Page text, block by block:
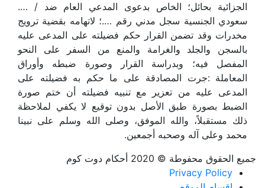
الجزائية بحائل؛ الخاص بدعوى المدعي العام ضد / ….
سعودي الجنسية سجل مدني رقم ….؛ لاتهامه بقضية ترويج
مخدرات وقد تضمن القرار حكم فضيلته على المدعى عليه
بالسجن والجلد والغرامة والمنع من السفر على النحو
المفصل فيه؛ وبدراسة القرار وصورة ضبطه وأوراق
المعاملة :جرت المصادقة على ما حكم به فضيلته على
المدعى عليه من تعزير مع تنبيه فضيلته أن ختم صورة
الضبط بصورة طبق الأصل بدون توقيع لا يكفي لملاحظة
ذلك مستقبلاً، والله الموفق، وصلى الله وسلم على نبينا
محمد وعلى آله وصحبه أجمعين.
جميع الحقوق محفوطة © 2020 أحكام دوت كوم
Privacy Policy